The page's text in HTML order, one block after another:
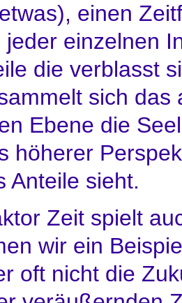
einen
jeder einzelnen
die verblasst
sich
Ebene die
höherer
Anteile sieht.
Zeit spielt
wir ein
oft nicht die